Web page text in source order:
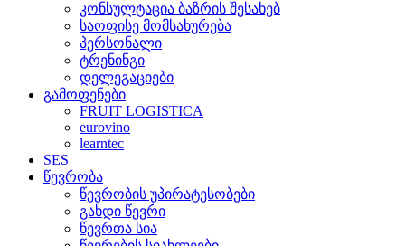
კონსულტაცია ბაზრის შესახებ
საოფისე მომსახურება
პერსონალი
ტრენინგი
დელეგაციები
გამოფენები
FRUIT LOGISTICA
eurovino
learntec
SES
წევრობა
წევრობის უპირატესობები
გახდი წევრი
წევრთა სია